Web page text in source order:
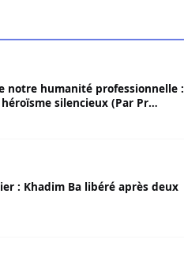
notre humanité professionnelle :
silencieux (Par Pr
: Khadim Ba libéré après deux